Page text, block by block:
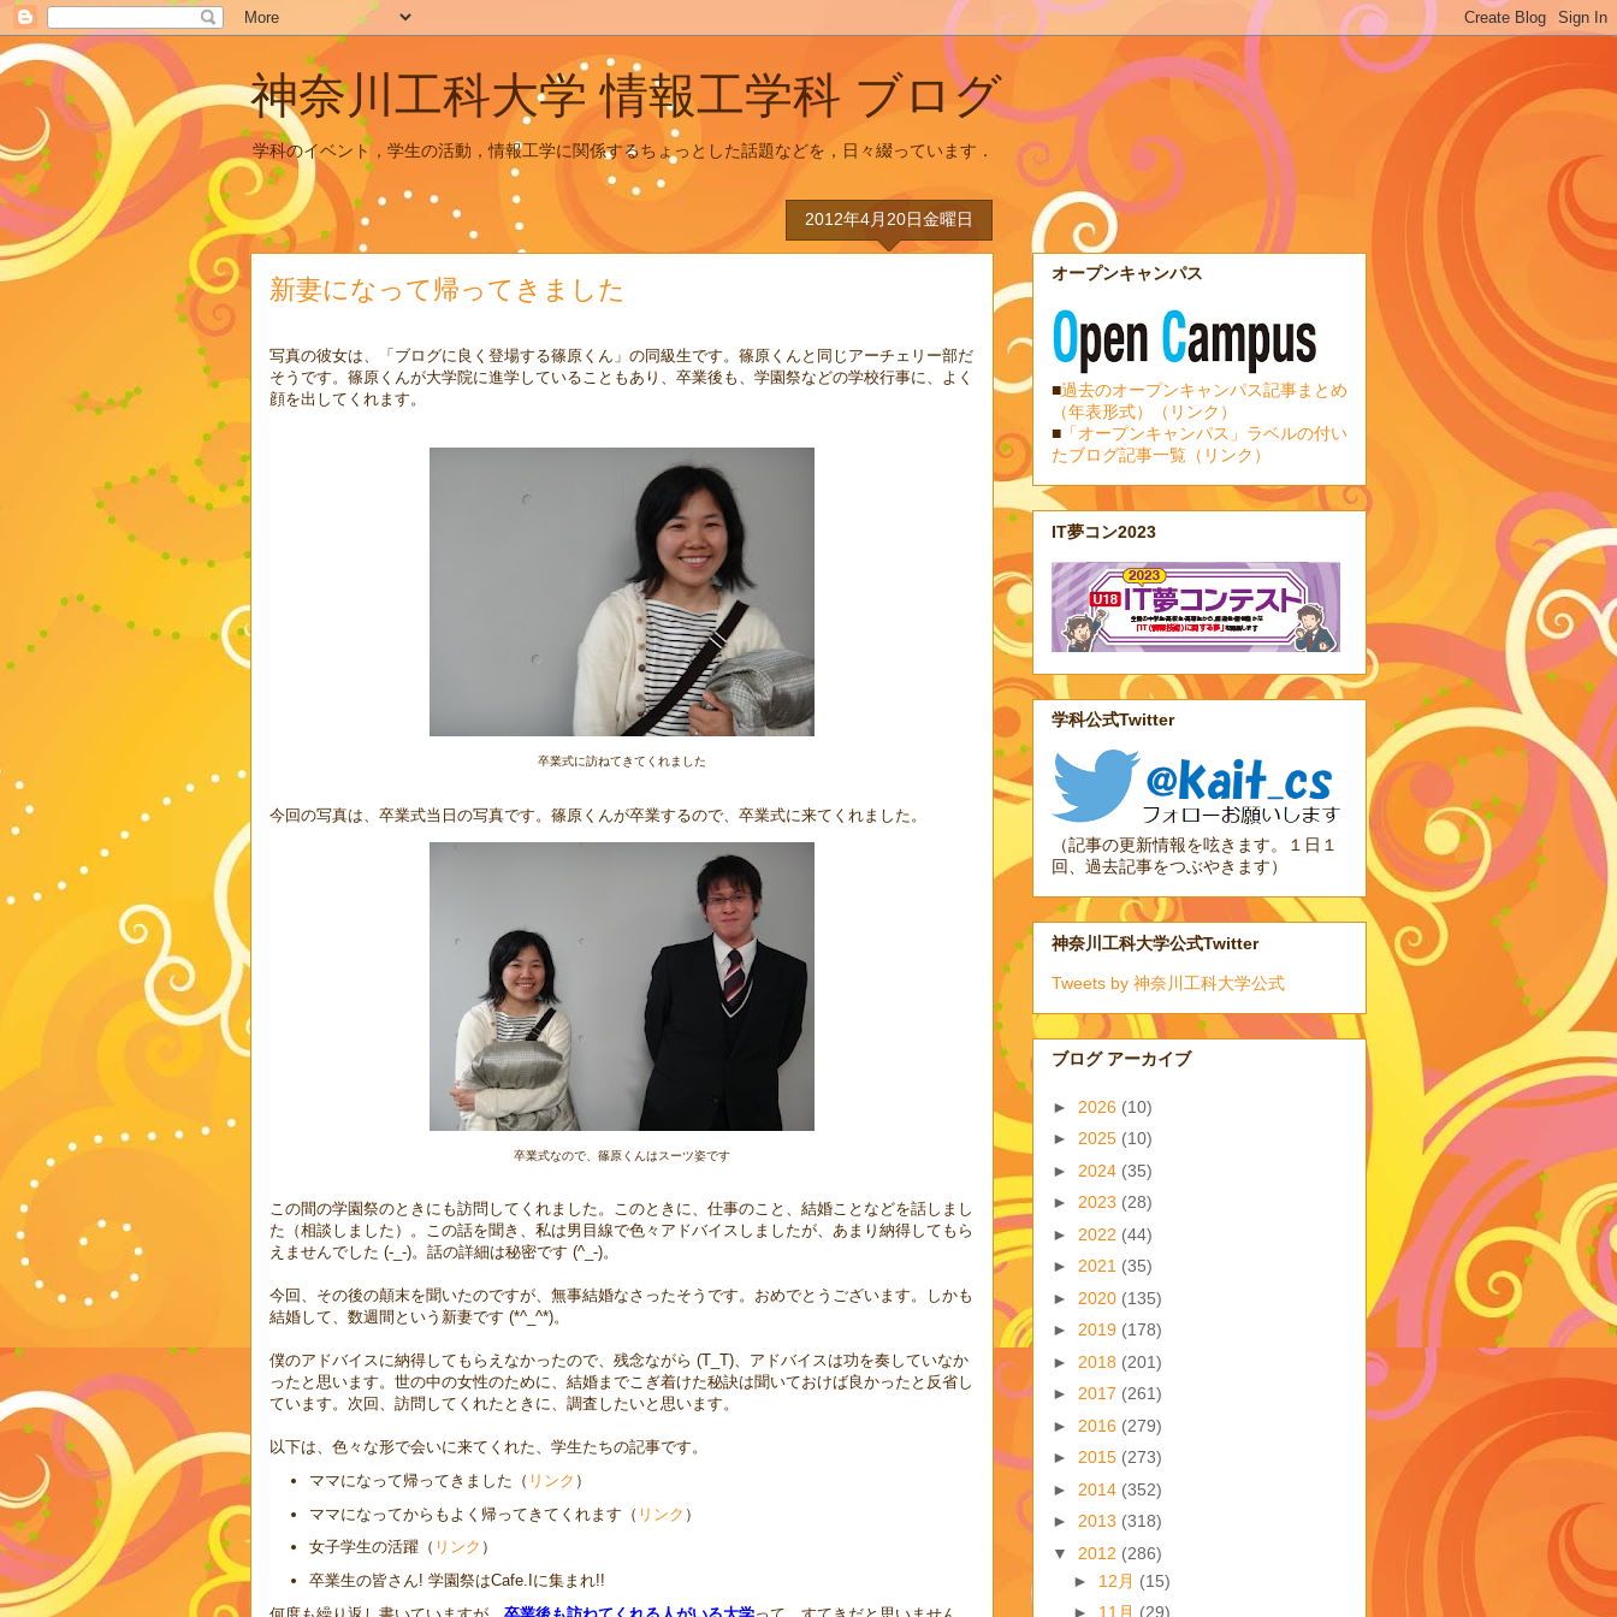
神奈川工科大学 情報工学科 ブログ
学科のイベント，学生の活動，情報工学に関係するちょっとした話題などを，日々綴っています．
2012年4月20日金曜日
新妻になって帰ってきました
写真の彼女は、「ブログに良く登場する篠原くん」の同級生です。篠原くんと同じアーチェリー部だ
そうです。篠原くんが大学院に進学していることもあり、卒業後も、学園祭などの学校行事に、よく
顔を出してくれます。
卒業式に訪ねてきてくれました
今回の写真は、卒業式当日の写真です。篠原くんが卒業するので、卒業式に来てくれました。
卒業式なので、篠原くんはスーツ姿です
この間の学園祭のときにも訪問してくれました。このときに、仕事のこと、結婚ことなどを話しまし
た（相談しました）。この話を聞き、私は男目線で色々アドバイスしましたが、あまり納得してもら
えませんでした (-_-)。話の詳細は秘密です (^_-)。
今回、その後の顛末を聞いたのですが、無事結婚なさったそうです。おめでとうございます。しかも
結婚して、数週間という新妻です (*^_^*)。
僕のアドバイスに納得してもらえなかったので、残念ながら (T_T)、アドバイスは功を奏していなか
ったと思います。世の中の女性のために、結婚までこぎ着けた秘訣は聞いておけば良かったと反省し
ています。次回、訪問してくれたときに、調査したいと思います。
以下は、色々な形で会いに来てくれた、学生たちの記事です。
ママになって帰ってきました（ リンク ）
ママになってからもよく帰ってきてくれます（ リンク ）
女子学生の活躍（ リンク ）
卒業生の皆さん! 学園祭はCafe.Iに集まれ!!
オープンキャンパス
■過去のオープンキャンパス記事まとめ
（年表形式）（リンク）
■ 「オープンキャンパス」ラベルの付い
たブログ記事一覧（リンク）
IT夢コン2023
学科公式Twitter
（記事の更新情報を呟きます。１日１
回、過去記事をつぶやきます）
神奈川工科大学公式Twitter
Tweets by 神奈川工科大学公式
ブログ アーカイブ
► 2026 (10)
► 2025 (10)
► 2024 (35)
► 2023 (28)
► 2022 (44)
► 2021 (35)
► 2020 (135)
► 2019 (178)
► 2018 (201)
► 2017 (261)
► 2016 (279)
► 2015 (273)
► 2014 (352)
► 2013 (318)
▼ 2012 (286)
► 12月 (15)
► 11月 (29)